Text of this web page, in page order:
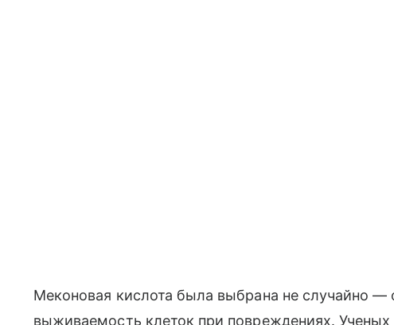
Меконовая кислота была выбрана не случайно —
выживаемость клеток при повреждениях. Ученых